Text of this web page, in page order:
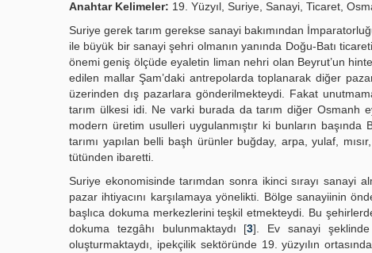
Anahtar Kelimeler: 19. Yüzyıl, Suriye, Sanayi, Ticaret,
Suriye gerek tarım gerekse sanayi bakımından
ile büyük bir sanayi şehri olmanın yanında Doğu-Batı
önemi geniş ölçüde eyaletin liman nehri olan Beyrut’un
edilen mallar Şam’daki antrepolarda toplanarak diğer
üzerinden dış pazarlara gönderilmekteydi. Fakat
tarım ülkesi idi. Ne varki burada da tarım diğer Osmanh
modern üretim usulleri uygulanmıştır ki bunların başında
tarımı yapılan belli başh ürünler buğday, arpa, yulaf,
tütünden ibaretti.
Suriye ekonomisinde tarımdan sonra ikinci sırayı sanayi
pazar ihtiyacını karşılamaya yönelikti. Bölge sanayiinin
başlıca dokuma merkezlerini teşkil etmekteydi. Bu
dokuma tezgâhı bulunmaktaydı [3]. Ev sanayi şeklinde
oluşturmaktaydı, ipekçilik sektöründe 19. yüzyılın